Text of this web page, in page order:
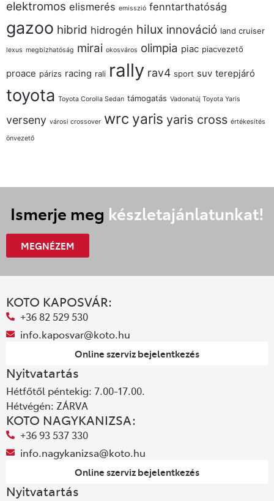
elektromos elismerés emisszió fenntarthatóság
gazoo hibrid hidrogén hilux innováció land cruiser
lexus megbízhatóság mirai okosváros olimpia piac piacvezető
proace párizs racing rali rally rav4 sport suv terepjáró
toyota Toyota Corolla Sedan támogatás Vadonatúj Toyota Yaris
verseny városi crossover wrc yaris yaris cross értékesítés
önvezető
Ismerje meg készletajánlatunkat!
MEGNÉZEM
KOTO KAPOSVÁR:
+36 82 529 530
info.kaposvar@koto.hu
Online szerviz bejelentkezés
Nyitvatartás
Hétfőtől péntekig: 7.00-17.00.
Hétvégén: ZÁRVA
KOTO NAGYKANIZSA:
+36 93 537 330
info.nagykanizsa@koto.hu
Online szerviz bejelentkezés
Nyitvatartás